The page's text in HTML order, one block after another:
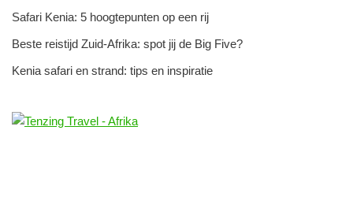
Safari Kenia: 5 hoogtepunten op een rij
Beste reistijd Zuid-Afrika: spot jij de Big Five?
Kenia safari en strand: tips en inspiratie